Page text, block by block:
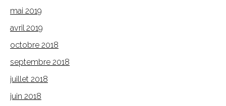
mai 2019
avril 2019
octobre 2018
septembre 2018
juillet 2018
juin 2018